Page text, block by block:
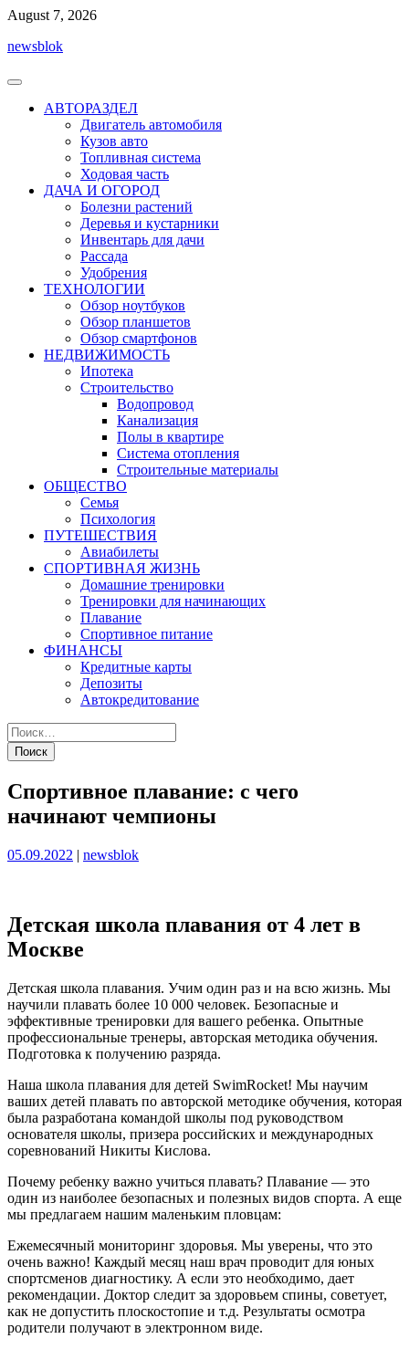
Перейти
содержимому
August 7, 2026
newsblok
АВТОРАЗДЕЛ
Двигатель автомобиля
Кузов авто
Топливная система
Ходовая часть
ДАЧА И ОГОРОД
Болезни растений
Деревья и кустарники
Инвентарь для дачи
Рассада
Удобрения
ТЕХНОЛОГИИ
Обзор ноутбуков
Обзор планшетов
Обзор смартфонов
НЕДВИЖИМОСТЬ
Ипотека
Строительство
Водопровод
Канализация
Полы в квартире
Система отопления
Строительные материалы
ОБЩЕСТВО
Семья
Психология
ПУТЕШЕСТВИЯ
Авиабилеты
СПОРТИВНАЯ ЖИЗНЬ
Домашние тренировки
Тренировки для начинающих
Плавание
Спортивное питание
ФИНАНСЫ
Кредитные карты
Депозиты
Автокредитование
Спортивное плавание: с чего
начинают чемпионы
Опубликовано
05.09.2022 | Опубликовано
newsblok
Детская школа плавания от 4 лет в
Москве
Детская школа плавания. Учим один раз и на всю жизнь. Мы
научили плавать более 10 000 человек. Безопасные и
эффективные тренировки для вашего ребенка. Опытные
профессиональные тренеры, авторская методика обучения.
Подготовка к получению разряда.
Наша школа плавания для детей SwimRocket! Мы научим
ваших детей плавать по авторской методике обучения, которая
была разработана командой школы под руководством
основателя школы, призера российских и международных
соревнований Никиты Кислова.
Почему ребенку важно учиться плавать? Плавание — это
один из наиболее безопасных и полезных видов спорта. А еще
мы предлагаем нашим маленьким пловцам:
Ежемесячный мониторинг здоровья. Мы уверены, что это
очень важно! Каждый месяц наш врач проводит для юных
спортсменов диагностику. А если это необходимо, дает
рекомендации. Доктор следит за здоровьем спины, советует,
как не допустить плоскостопие и т.д. Результаты осмотра
родители получают в электронном виде.